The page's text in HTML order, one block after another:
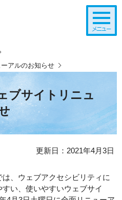
アルのお知らせ
ブサイトリニュ
更新日：2021年4月3日
、ウェブアクセシビリティに
い、使いやすいウェブサイ